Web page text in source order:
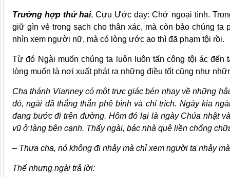
Trường hợp thứ hai, Cựu Ước dạy: Chớ ngoại tình.
giữ gìn vẻ trong sạch cho thân xác, mà còn bảo chúng
nhìn xem người nữ, mà có lòng ước ao thì đã phạm tội rồi.
Từ đó Ngài muốn chúng ta luôn luôn tấn công tội ác
lòng muốn là nơi xuất phát ra những điều tốt cũng như
Cha thánh Vianney có một trực giác bén nhạy về những
đó, ngài đã thẳng thắn phê bình và chỉ trích. Ngày kia
đang bước đi trên đường. Hôm đó lại là ngày Chúa nhật
vũ ở làng bên cạnh. Thấy ngài, bác nhà quê liền chống
– Thưa cha, nó không đi nhảy mà chỉ xem người ta nhảy
Thế nhưng ngài trả lời: